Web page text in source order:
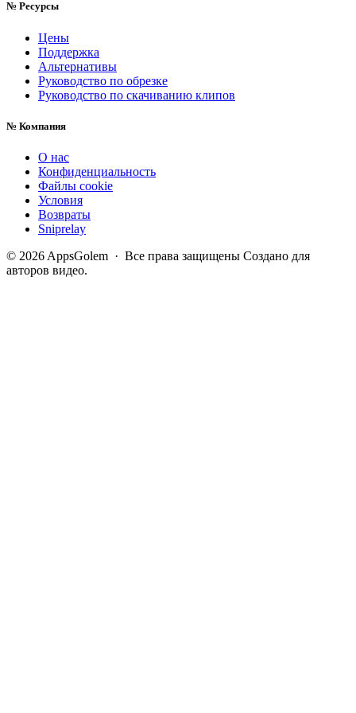
№ Ресурсы
Цены
Поддержка
Альтернативы
Руководство по обрезке
Руководство по скачиванию клипов
№ Компания
О нас
Конфиденциальность
Файлы cookie
Условия
Возвраты
Sniprelay
© 2026 AppsGolem · Все права защищены Создано для
авторов видео.